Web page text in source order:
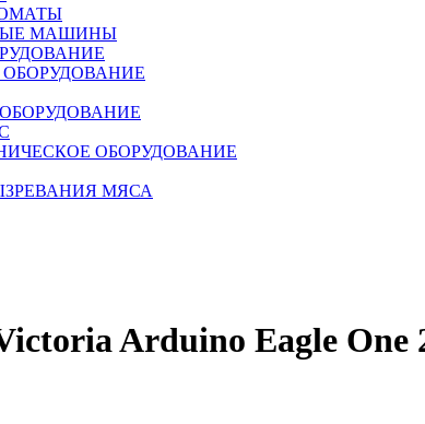
МАШИНЫ
ОБОРУДОВАНИЕ
МЯСА
Arduino Eagle One